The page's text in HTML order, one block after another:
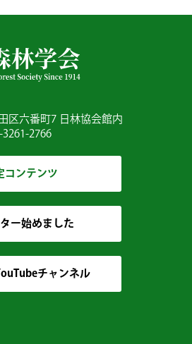
区六番町7 日林協会館内
2766
コンテンツ
ー始めました
チャンネル